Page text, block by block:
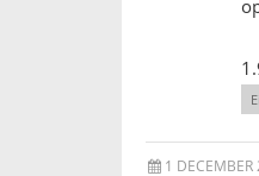
1 DECEMBER